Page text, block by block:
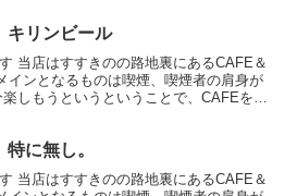
キリンビール
当店はすすきのの路地裏にあるCAFE＆
インとなるものは喫煙、喫煙者の肩身が
しもうというということで、CAFEを名
特に無し。
当店はすすきのの路地裏にあるCAFE＆